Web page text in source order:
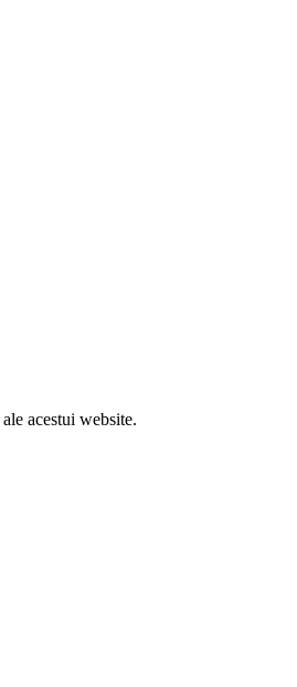
ale acestui website.